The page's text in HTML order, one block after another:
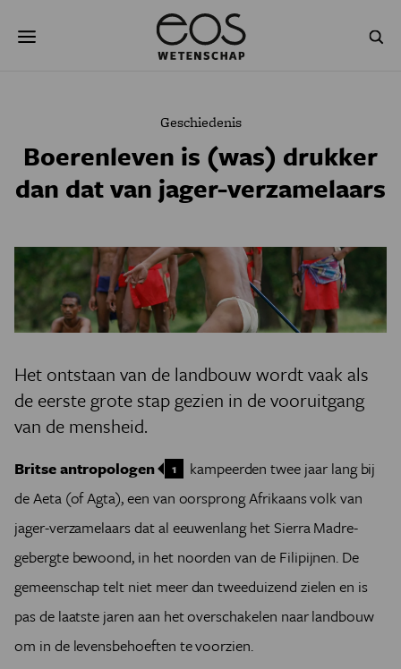
naar
NATUURWETENSCHAPPEN GESCHIEDENIS
PODCAST AGENDA
JONGE UITDAGERS
Geschiedenis
Boerenleven is (was) drukker
dan dat van jager-verzamelaars
Het ontstaan van de landbouw wordt vaak als
de eerste grote stap gezien in de vooruitgang
van de mensheid.
Britse antropologen 1
kampeerden twee jaar lang bij
de Aeta (of Agta), een van oorsprong Afrikaans volk van
jager-verzamelaars dat al eeuwenlang het Sierra Madre-
gebergte bewoond, in het noorden van de Filipijnen. De
gemeenschap telt niet meer dan tweeduizend zielen en is
pas de laatste jaren aan het overschakelen naar landbouw
om in de levensbehoeften te voorzien.